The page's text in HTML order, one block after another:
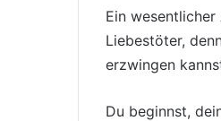
Ein
Liebestöter,
erzwingen
Du beginnst,